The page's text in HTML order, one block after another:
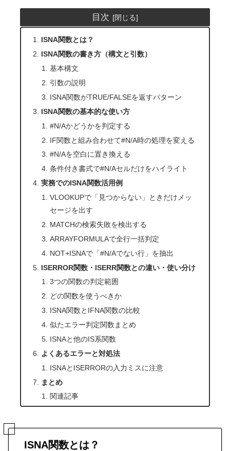
目次
ISNA関数とは？
ISNA関数の書き方（構文と引数）
基本構文
引数の説明
ISNA関数がTRUE/FALSEを返すパターン
ISNA関数の基本的な使い方
#N/Aかどうかを判定する
IF関数と組み合わせて#N/A時の処理を変える
#N/Aを空白に置き換える
条件付き書式で#N/Aセルだけをハイライト
実務でのISNA関数活用例
VLOOKUPで「見つからない」ときだけメッ
セージを出す
MATCHの検索失敗を検出する
ARRAYFORMULAで全行一括判定
NOT+ISNAで「#N/Aでない行」を抽出
ISERROR関数・ISERR関数との違い・使い分け
3つの関数の判定範囲
どの関数を使うべきか
ISNA関数とIFNA関数の比較
似たエラー判定関数まとめ
ISNAと他のIS系関数
よくあるエラーと対処法
ISNAとISERRORの入力ミスに注意
まとめ
関連記事
ISNA関数とは？